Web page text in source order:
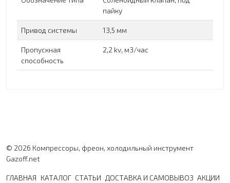
пайку
Привод системы 13,5 мм
Пропускная
способность
2,2 kv, м3/час
© 2026 Компрессоры, фреон, холодильный инструмент
Gazoff.net
ГЛАВНАЯ КАТАЛОГ СТАТЬИ ДОСТАВКА И САМОВЫВОЗ АКЦИИ